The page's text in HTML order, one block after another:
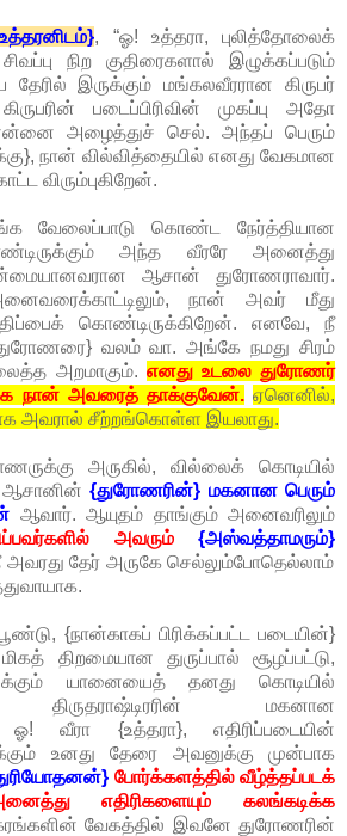
, “ஓ! உத்தரா, புலித்தோலைக்
நிற குதிரைகளால் இழுக்கப்படும்
தேரில் இருக்கும் மங்கலவீரரான கிருபர்
படைப்பிரிவின் முகப்பு அதோ
என்னை அழைத்துச் செல். அந்தப் பெரும்
நான் வில்வித்தையில் எனது வேகமான
விரும்புகிறேன்.
வேலைப்பாடு கொண்ட நேர்த்தியான
அந்த வீரரே அனைத்து
ஆசான் துரோணராவார்.
நான் அவர் மீது
கொண்டிருக்கிறேன். எனவே, நீ
வலம் வா. அங்கே நமது சிரம்
அறமாகும். எனது உடலை துரோணர்
நான் அவரைத் தாக்குவேன். ஏனெனில்,
அவரால் சீற்றங்கொள்ள இயலாது.
அருகில், வில்லைக் கொடியில்
ஆசானின்{துரோணரின்} மகனான பெரும்
ஆவார். ஆயுதம் தாங்கும் அனைவரிலும்
அவரும் {அஸ்வத்தாமரும்}
தேர் அருகே செல்லும்போதெல்லாம்
{நான்காகப் பிரிக்கப்பட்ட படையின்}
திறமையான துருப்பால் சூழப்பட்டு,
யானையைத் தனது கொடியில்
திருதராஷ்டிரரின் மகனான
ஓ! வீரா {உத்தரா}, எதிரிப்படையின்
உனது தேரை அவனுக்கு முன்பாக
போர்க்களத்தில் வீழ்த்தப்படக்
எதிரிகளையும் கலங்கடிக்க
வேகத்தில் இவனே துரோணரின்